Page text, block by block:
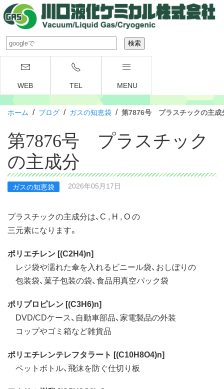
WEB TEL MENU
ホーム / ブログ / ガスの知恵袋 / 第7876号 プラスチックの主成
第7876号 プラスチック
の主成分
ガスの知恵袋 2026年05月17日
プラスチックの主成分は、C , H , O の
三元素になります。
ポリエチレン [(C2H4)n]
レジ袋や濡れた傘を入れるビニール袋、おしぼりの
包装袋、菓子包装の袋、食品用真空パック袋
ポリプロピレン [(C3H6)n]
DVD/CDケース、自動車部品、家電製品の外装
コップやゴミ箱など雑貨品
ポリエチレンテレフタラート [(C10H8O4)n]
ペットボトル、飛沫を防ぐ仕切り板